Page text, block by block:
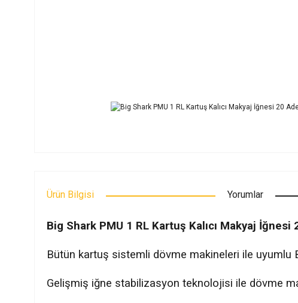
Ürün Bilgisi Yorumlar
Big Shark PMU 1 RL Kartuş Kalıcı Makyaj
Bütün kartuş sistemli dövme makineleri ile uyumlu
Gelişmiş iğne stabilizasyon teknolojisi ile dövme